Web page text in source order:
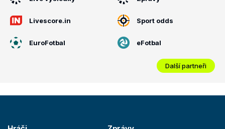
Livescore.in Sport odds
EuroFotbal eFotbal
Další partneři